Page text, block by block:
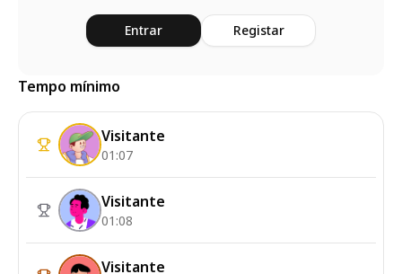
Entrar Registar
Tempo mínimo
Visitante
01:07
Visitante
01:08
Visitante